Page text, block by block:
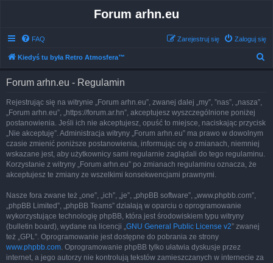
Forum arhn.eu
FAQ Zaloguj się
Zarejestruj się
Kiedyś tu była Retro Atmosfera™
Forum arhn.eu - Regulamin
Rejestrując się na witrynie „Forum arhn.eu”, zwanej dalej „my”, ”nas”, „nasza”,
„Forum arhn.eu”, „https://forum.ar.hn”, akceptujesz wyszczególnione poniżej
postanowienia. Jeśli ich nie akceptujesz, opuść to miejsce, naciskając przycisk
„Nie akceptuję”. Administracja witryny „Forum arhn.eu” ma prawo w dowolnym
czasie zmienić poniższe postanowienia, informując cię o zmianach, niemniej
wskazane jest, aby użytkownicy sami regularnie zaglądali do tego regulaminu.
Korzystanie z witryny „Forum arhn.eu” po zmianach regulaminu oznacza, że
akceptujesz te zmiany ze wszelkimi konsekwencjami prawnymi.
Nasze fora zwane też „one”, „ich”, „je”, „phpBB software”, „www.phpbb.com”,
„phpBB Limited”, „phpBB Teams” działają w oparciu o oprogramowanie
wykorzystujące technologię phpBB, która jest środowiskiem typu witryny
(bulletin board), wydane na licencji „GNU General Public License v2” zwanej
też „GPL”. Oprogramowanie jest dostępne do pobrania ze strony
www.phpbb.com. Oprogramowanie phpBB tylko ułatwia dyskusje przez
internet, a jego autorzy nie kontrolują tekstów zamieszczanych w internecie za